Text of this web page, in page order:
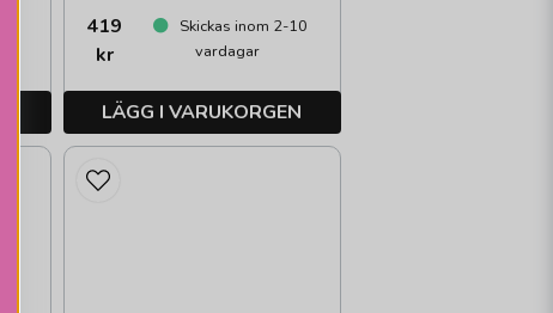
419
kr
Skickas inom 2-10
vardagar
LÄGG I VARUKORGEN